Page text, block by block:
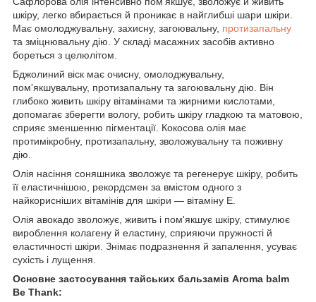
шкіру, легко вбирається й проникає в найглибші шари шкіри.
Має омолоджувальну, захисну, загоювальну, протизапальну
та зміцнювальну дію. У складі масажних засобів активно
бореться з целюлітом.
Бджолиний віск має очисну, омолоджувальну,
пом'якшувальну, протизапальну та загоювальну дію. Він
глибоко живить шкіру вітамінами та жирними кислотами,
допомагає зберегти вологу, робить шкіру гладкою та матовою,
сприяє зменшенню пігментації. Кокосова олія має
протимікробну, протизапальну, зволожувальну та поживну
дію.
Олія насіння соняшника зволожує та регенерує шкіру, робить
її еластичнішою, рекордсмен за вмістом одного з
найкорисніших вітамінів для шкіри — вітаміну Е.
Олія авокадо зволожує, живить і пом'якшує шкіру, стимулює
вироблення колагену й еластину, сприяючи пружності й
еластичності шкіри. Знімає подразнення й запалення, усуває
сухість і лущення.
Основне застосування тайських бальзамів Aroma balm
Be Thank: